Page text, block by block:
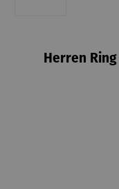
Herren